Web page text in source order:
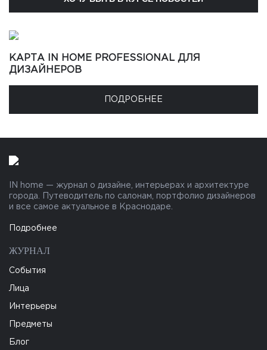
КАРТА IN HOME PROFESSIONAL ДЛЯ
ДИЗАЙНЕРОВ
ПОДРОБНЕЕ
IN home — журнал о дизайне, интерьерах и архитектуре
города. Путеводитель по салонам, портфолио дизайнеров
и все самое актуальное в Краснодаре.
Подробнее
ЖУРНАЛ
События
Лица
Интерьеры
Предметы
Блог